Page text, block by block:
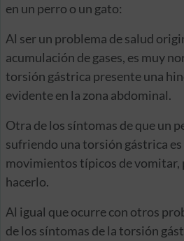
en un perro o un gato:
Al ser un problema de salud
acumulación de gases, es muy
torsión gástrica presente una
evidente en la zona abdominal.
Otra de los síntomas de que un
sufriendo una torsión gástrica
movimientos típicos de vomitar,
hacerlo.
Al igual que ocurre con otros
de los síntomas de la torsión